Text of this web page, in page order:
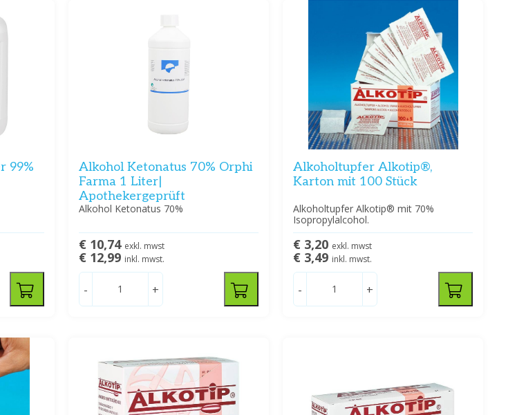
99%
Alkohol Ketonatus 70% Orphi
Farma 1 Liter|
Apothekergeprüft
Alkohol Ketonatus 70%
€ 10,74 exkl. mwst
€ 12,99 inkl. mwst.
- +
Alkoholtupfer Alkotip®,
Karton mit 100 Stück
Alkoholtupfer Alkotip® mit 70%
Isopropylalcohol.
€ 3,20 exkl. mwst
€ 3,49 inkl. mwst.
- +